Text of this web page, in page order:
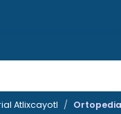
Atlixcayotl